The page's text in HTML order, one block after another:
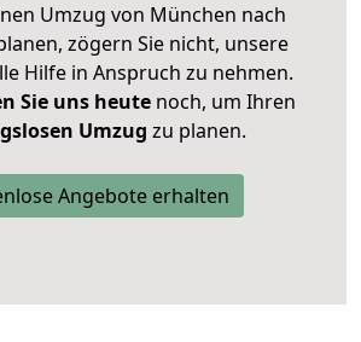
Umzug von München nach
zögern Sie nicht, unsere
Hilfe in Anspruch zu nehmen.
Sie uns heutenoch, um Ihren
Umzug zu planen.
Angebote erhalten